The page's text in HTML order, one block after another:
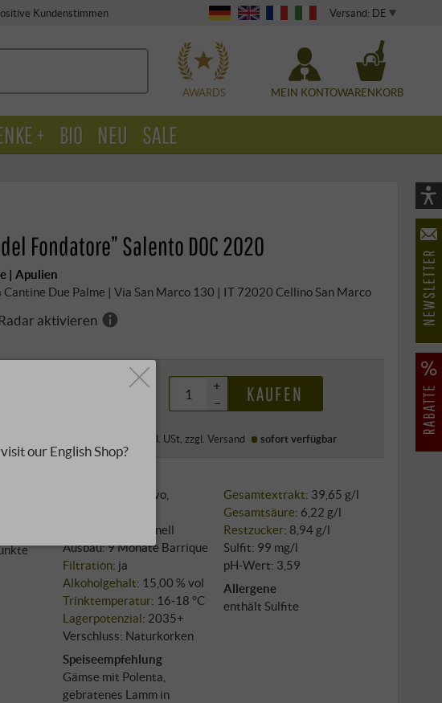
Kundenstimmen
WÄHLEN Versand: DE
AWARDS MEIN KONTOWARENKORB
Fondatore” Salento DOC 2020
| Apulien
Cantine Due Palme | Via San Marco 130 | IT 72020 Cellino San Marco
aktivieren
29,99 €
+
–
KAUFEN
inkl. USt, zzgl. Versand sofort verfügbar
Rebsorte: Primitivo,
Anbau: konventionell
Ausbau: 9 Monate Barrique
Filtration: ja
Alkoholgehalt: 15,00 % vol
Trinktemperatur: 16‑18 °C
Lagerpotenzial: 2035+
Verschluss: Naturkorken
Speiseempfehlung
Gämse mit Polenta,
gebratenes Lamm in
Gesamtextrakt: 39,65 g/l
Gesamtsäure: 6,22 g/l
Restzucker: 8,94 g/l
Sulfit: 99 mg/l
pH-Wert: 3,59
Allergene
enthält Sulfite
+ BIO NEU SALE
our English Shop?